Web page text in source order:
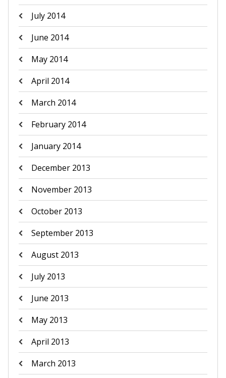
July 2014
June 2014
May 2014
April 2014
March 2014
February 2014
January 2014
December 2013
November 2013
October 2013
September 2013
August 2013
July 2013
June 2013
May 2013
April 2013
March 2013